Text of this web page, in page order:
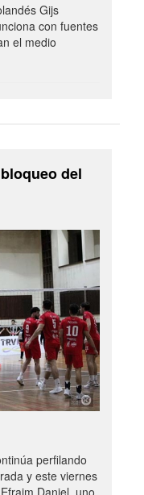
Gijs
con fuentes
el medio
del
perfilando
y este viernes
Daniel, uno